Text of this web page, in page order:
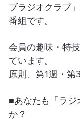
ブラジオクラブ
番組です。
会員の趣味・特
ています。
原則、第1週・第
■あなたも「ラジ
か？